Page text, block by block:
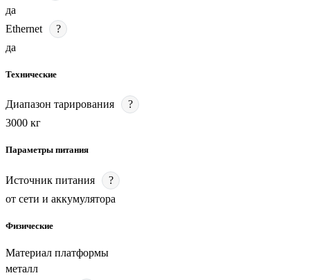
да
Ethernet
?
да
Технические
Диапазон тарирования
?
3000 кг
Параметры питания
Источник питания
?
от сети и аккумулятора
Физические
Материал платформы
металл